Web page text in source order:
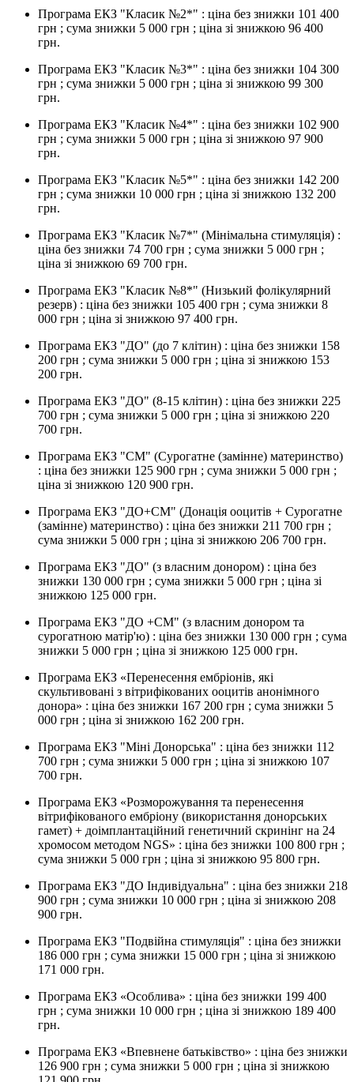
Програма ЕКЗ "Класик №2*" : ціна без знижки 101 400
грн ; сума знижки 5 000 грн ; ціна зі знижкою 96 400
грн.
Програма ЕКЗ "Класик №3*" : ціна без знижки 104 300
грн ; сума знижки 5 000 грн ; ціна зі знижкою 99 300
грн.
Програма ЕКЗ "Класик №4*" : ціна без знижки 102 900
грн ; сума знижки 5 000 грн ; ціна зі знижкою 97 900
грн.
Програма ЕКЗ "Класик №5*" : ціна без знижки 142 200
грн ; сума знижки 10 000 грн ; ціна зі знижкою 132 200
грн.
Програма ЕКЗ "Класик №7*" (Мінімальна стимуляція) :
ціна без знижки 74 700 грн ; сума знижки 5 000 грн ;
ціна зі знижкою 69 700 грн.
Програма ЕКЗ "Класик №8*" (Низький фолікулярний
резерв) : ціна без знижки 105 400 грн ; сума знижки 8
000 грн ; ціна зі знижкою 97 400 грн.
Програма ЕКЗ "ДО" (до 7 клітин) : ціна без знижки 158
200 грн ; сума знижки 5 000 грн ; ціна зі знижкою 153
200 грн.
Програма ЕКЗ "ДО" (8-15 клітин) : ціна без знижки 225
700 грн ; сума знижки 5 000 грн ; ціна зі знижкою 220
700 грн.
Програма ЕКЗ "СМ" (Сурогатне (замінне) материнство)
: ціна без знижки 125 900 грн ; сума знижки 5 000 грн ;
ціна зі знижкою 120 900 грн.
Програма ЕКЗ "ДО+СМ" (Донація ооцитів + Сурогатне
(замінне) материнство) : ціна без знижки 211 700 грн ;
сума знижки 5 000 грн ; ціна зі знижкою 206 700 грн.
Програма ЕКЗ "ДО" (з власним донором) : ціна без
знижки 130 000 грн ; сума знижки 5 000 грн ; ціна зі
знижкою 125 000 грн.
Програма ЕКЗ "ДО +СМ" (з власним донором та
сурогатною матір'ю) : ціна без знижки 130 000 грн ; сума
знижки 5 000 грн ; ціна зі знижкою 125 000 грн.
Програма ЕКЗ «Перенесення ембріонів, які
скультивовані з вітрифікованих ооцитів анонімного
донора» : ціна без знижки 167 200 грн ; сума знижки 5
000 грн ; ціна зі знижкою 162 200 грн.
Програма ЕКЗ "Міні Донорська" : ціна без знижки 112
700 грн ; сума знижки 5 000 грн ; ціна зі знижкою 107
700 грн.
Програма ЕКЗ «Розморожування та перенесення
вітрифікованого ембріону (використання донорських
гамет) + доімплантаційний генетичний скринінг на 24
хромосом методом NGS» : ціна без знижки 100 800 грн ;
сума знижки 5 000 грн ; ціна зі знижкою 95 800 грн.
Програма ЕКЗ "ДО Індивідуальна" : ціна без знижки 218
900 грн ; сума знижки 10 000 грн ; ціна зі знижкою 208
900 грн.
Програма ЕКЗ "Подвійна стимуляція" : ціна без знижки
186 000 грн ; сума знижки 15 000 грн ; ціна зі знижкою
171 000 грн.
Програма ЕКЗ «Особлива» : ціна без знижки 199 400
грн ; сума знижки 10 000 грн ; ціна зі знижкою 189 400
грн.
Програма ЕКЗ «Впевнене батьківство» : ціна без знижки
126 900 грн ; сума знижки 5 000 грн ; ціна зі знижкою